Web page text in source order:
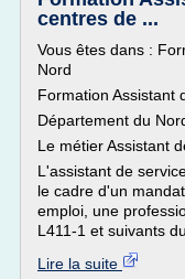
centres de ...
Vous êtes dans :
Nord
Formation Assistant
Département du
Le métier Assistant
L'assistant de
le cadre d'un
emploi, une
L411-1 et suivants
Lire la suite